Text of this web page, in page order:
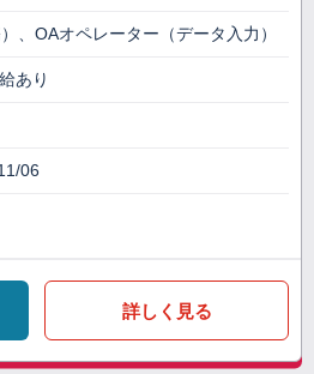
、OAオペレーター（データ入力）
あり
06
詳しく見る